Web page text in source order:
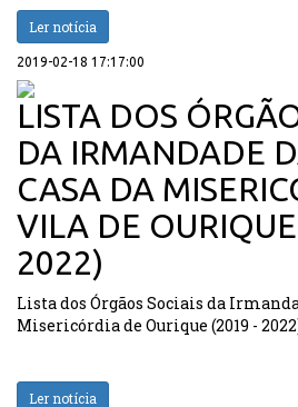
Ler notícia
2019-02-18 17:17:00
LISTA DOS
DA IRMANDADE
CASA DA
VILA DE
2022)
Lista dos Órgãos Sociais da
Misericórdia de Ourique (2019 -
Ler notícia